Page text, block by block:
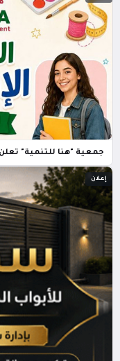
جمعية "هنا للتنمية"
إعلان